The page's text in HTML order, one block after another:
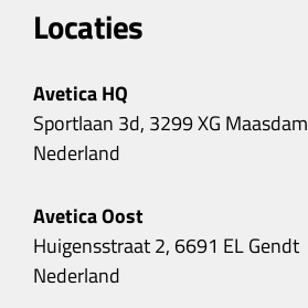
Locaties
Avetica HQ
Sportlaan 3d, 3299 XG Maasdam
Nederland
Avetica Oost
Huigensstraat 2, 6691 EL Gendt
Nederland